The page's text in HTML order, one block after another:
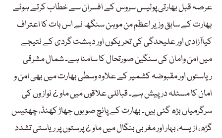
عرصہ قبل بھارتی پولیس سروس کے افسران سے خطاب کرتے ہوئے
بھارت کے سابق وزیر اعظم من موہن سنگھ نے اس بات کا اعتراف
کیاآزادی اور علیحدگی کی تحریکوں اور دہشت گردی کے نتیجے
میں امن وامان کی سنگین صورتحال کا سامنا ہے۔ شمال مشرقی
ریاستوں اور مقبوضہ کشمیر کے علاوہ وسطی بھارت میں بھی امن و
امان کا مسئلہ درپیش ہے۔ قبائلی علاقوں میں ماو ¿ نواز وں کی
سرگرمیاں بڑھ گئی ہیں۔ بھارت کے پانچ صوبوں جھاڑ کھنڈ، چھتیس
گڑھ، اڑیسہ، بہار اور مغربی بنگال میں ماو ¿ پرستوں پر ریاستی تشدد